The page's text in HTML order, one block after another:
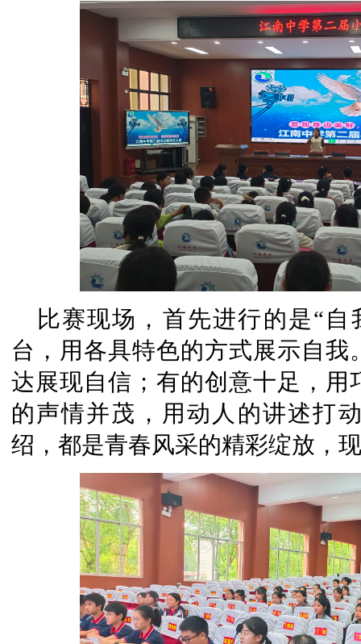
比赛现场，首先进行的是“
台，用各具特色的方式展示自
达展现自信；有的创意十足，
的声情并茂，用动人的讲述打
绍，都是青春风采的精彩绽放，